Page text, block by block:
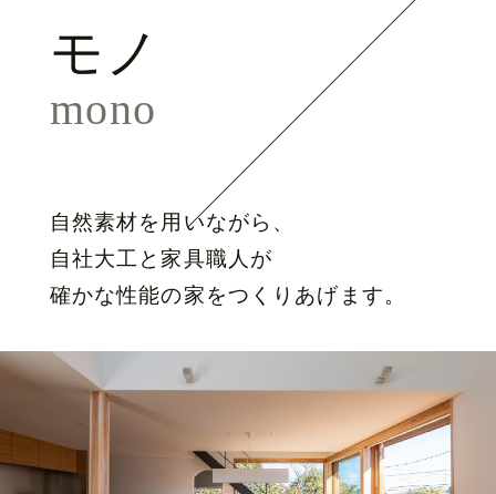
モノ
mono
自然素材を用いながら、
自社大工と家具職人が
確かな性能の家をつくりあげます。